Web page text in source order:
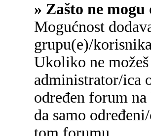
» Zašto ne
Mogućnost
grupu(e)/
Ukoliko ne
administrator/ica
određen forum
da samo